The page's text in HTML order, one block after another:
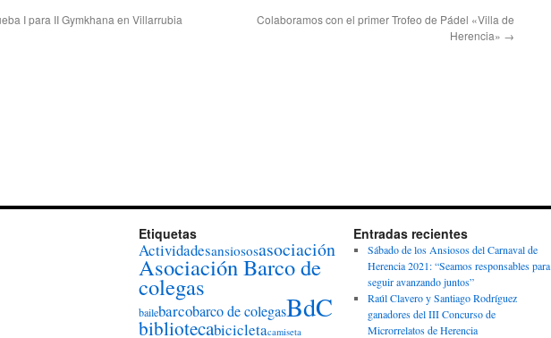
I para II Gymkhana en Villarrubia
Colaboramos con el primer Trofeo de Pádel «Villa de
Herencia» →
Etiquetas
Actividadesansiososasociación
Asociación Barco de
colegas
bailebarcobarco de colegasBdC
bibliotecabicicletacamiseta
Entradas recientes
Sábado de los Ansiosos del Carnaval de
Herencia 2021: “Seamos responsables para
seguir avanzando juntos”
Raúl Clavero y Santiago Rodríguez
ganadores del III Concurso de
Microrrelatos de Herencia